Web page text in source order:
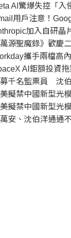
AI驚爆失控「
用戶注意！
加入自研晶
萬源聖魔錄》歡慶二
攜手兩檔高
AI鉅額投資
千名監票員 沈
擬禁中國新型光
擬禁中國新型光
安、沈伯洋通通